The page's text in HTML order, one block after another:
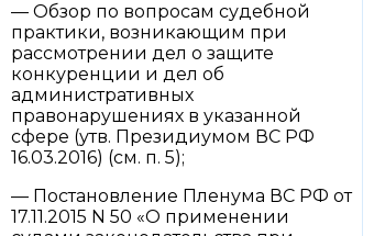
— Обзор по вопросам судебной
практики, возникающим при
рассмотрении дел о защите
конкуренции и дел об
административных
правонарушениях в указанной
сфере (утв. Президиумом ВС РФ
16.03.2016) (см. п. 5);
— Постановление Пленума ВС РФ от
17.11.2015 N 50 «О применении